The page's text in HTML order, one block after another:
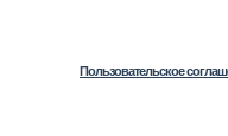
Пользовательское